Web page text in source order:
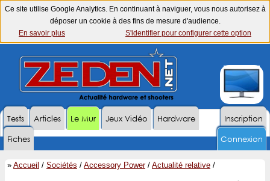
Ce site utilise Google Analytics. En continuant à naviguer, vous nous autorisez à
déposer un cookie à des fins de mesure d'audience.
En savoir plus
S'identifier pour configurer cette option
Inscription
Tests Articles Le Mur Jeux Vidéo
Hardware
Fiches
Connexion
» Accueil / Sociétés / Accessory Power/ Actualité relative /